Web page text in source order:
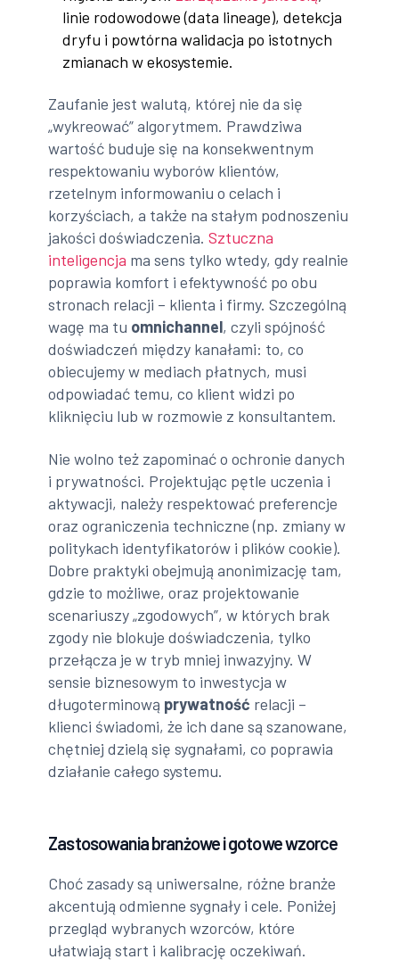
linie rodowodowe (data lineage), detekcja
dryfu i powtórna walidacja po istotnych
zmianach w ekosystemie.
Zaufanie jest walutą, której nie da się
„wykreować” algorytmem. Prawdziwa
wartość buduje się na konsekwentnym
respektowaniu wyborów klientów,
rzetelnym informowaniu o celach i
korzyściach, a także na stałym podnoszeniu
jakości doświadczenia.Sztuczna
inteligencja ma sens tylko wtedy, gdy realnie
poprawia komfort i efektywność po obu
stronach relacji – klienta i firmy. Szczególną
wagę ma tu omnichannel, czyli spójność
doświadczeń między kanałami: to, co
obiecujemy w mediach płatnych, musi
odpowiadać temu, co klient widzi po
kliknięciu lub w rozmowie z konsultantem.
Nie wolno też zapominać o ochronie danych
i prywatności. Projektując pętle uczenia i
aktywacji, należy respektować preferencje
oraz ograniczenia techniczne (np. zmiany w
politykach identyfikatorów i plików cookie).
Dobre praktyki obejmują anonimizację tam,
gdzie to możliwe, oraz projektowanie
scenariuszy „zgodowych”, w których brak
zgody nie blokuje doświadczenia, tylko
przełącza je w tryb mniej inwazyjny. W
sensie biznesowym to inwestycja w
długoterminową prywatność relacji –
klienci świadomi, że ich dane są szanowane,
chętniej dzielą się sygnałami, co poprawia
działanie całego systemu.
Zastosowania branżowe i gotowe wzorce
Choć zasady są uniwersalne, różne branże
akcentują odmienne sygnały i cele. Poniżej
przegląd wybranych wzorców, które
ułatwiają start i kalibrację oczekiwań.